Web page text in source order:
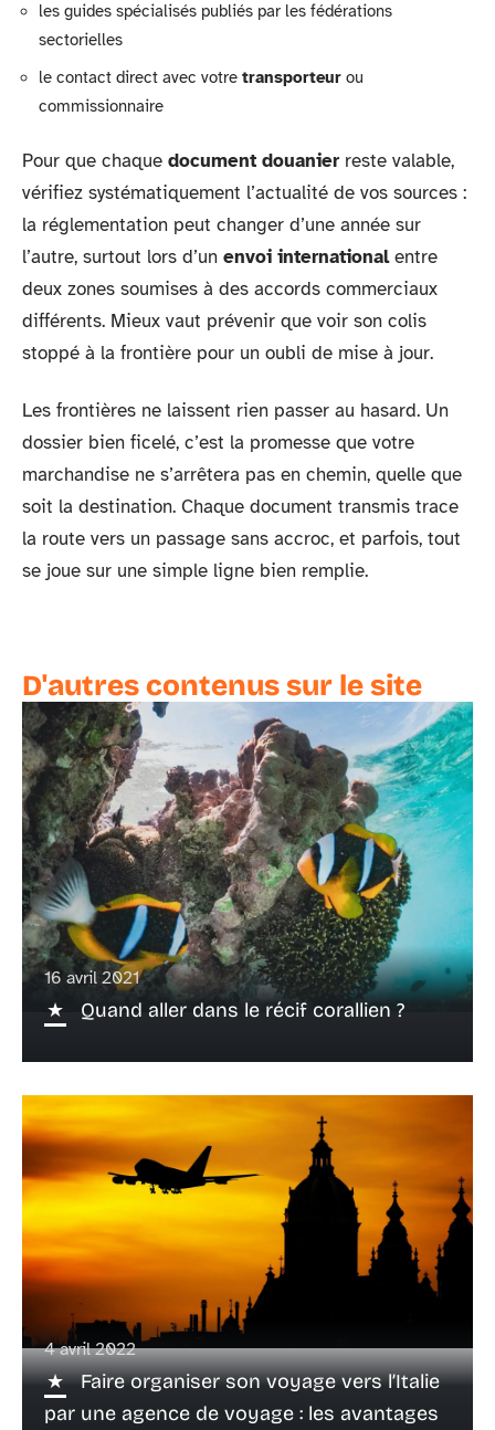
les guides spécialisés publiés par les fédérations
sectorielles
le contact direct avec votre transporteur ou
commissionnaire
Pour que chaque document douanier reste valable,
vérifiez systématiquement l’actualité de vos sources :
la réglementation peut changer d’une année sur
l’autre, surtout lors d’un envoi internationalentre
deux zones soumises à des accords commerciaux
différents. Mieux vaut prévenir que voir son colis
stoppé à la frontière pour un oubli de mise à jour.
Les frontières ne laissent rien passer au hasard. Un
dossier bien ficelé, c’est la promesse que votre
marchandise ne s’arrêtera pas en chemin, quelle que
soit la destination. Chaque document transmis trace
la route vers un passage sans accroc, et parfois, tout
se joue sur une simple ligne bien remplie.
D'autres contenus sur le site
16 avril 2021
Quand aller dans le récif corallien ?
4 avril 2022
Faire organiser son voyage vers l’Italie
par une agence de voyage : les avantages